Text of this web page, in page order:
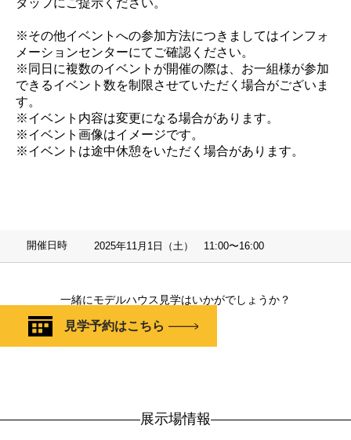
タッフにご提示ください。
※その他イベントへの参加方法につきましてはインフォ
メーションセンターにてご確認ください。
※同日に複数のイベントが開催の際は、お一組様が参加
できるイベント数を制限させていただく場合がございま
す。
※イベント内容は変更になる場合があります。
※イベント画像はイメージです。
※イベントは途中休憩をいただく場合があります。
開催日時 2025年11月1日（土） 11:00〜16:00
一緒にモデルハウス見学はいかがでしょうか？
見学予約はこちら
展示場情報